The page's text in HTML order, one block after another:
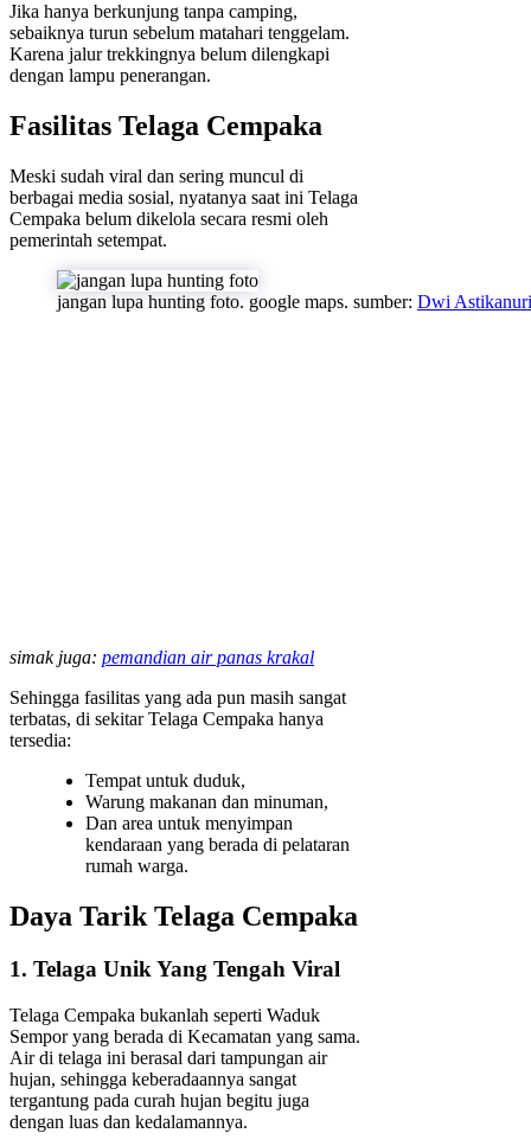
Jika hanya berkunjung tanpa camping,
sebaiknya turun sebelum matahari tenggelam.
Karena jalur trekkingnya belum dilengkapi
dengan lampu penerangan.
Fasilitas Telaga Cempaka
Meski sudah viral dan sering muncul di
berbagai media sosial, nyatanya saat ini Telaga
Cempaka belum dikelola secara resmi oleh
pemerintah setempat.
jangan lupa hunting foto. google maps. sumber: Dwi Astikanuri
simak juga: pemandian air panas krakal
Sehingga fasilitas yang ada pun masih sangat
terbatas, di sekitar Telaga Cempaka hanya
tersedia:
Tempat untuk duduk,
Warung makanan dan minuman,
Dan area untuk menyimpan
kendaraan yang berada di pelataran
rumah warga.
Daya Tarik Telaga Cempaka
1. Telaga Unik Yang Tengah Viral
Telaga Cempaka bukanlah seperti Waduk
Sempor yang berada di Kecamatan yang sama.
Air di telaga ini berasal dari tampungan air
hujan, sehingga keberadaannya sangat
tergantung pada curah hujan begitu juga
dengan luas dan kedalamannya.